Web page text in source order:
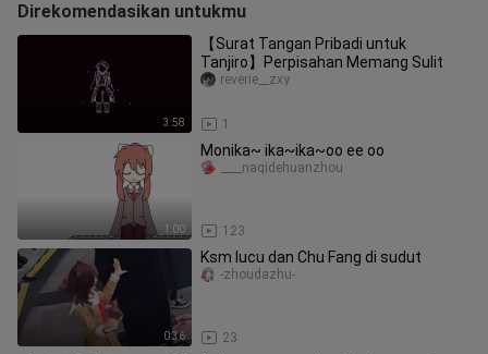
Direkomendasikan untukmu
3:58
【Surat Tangan Pribadi untuk
Tanjiro】Perpisahan Memang Sulit
1
reverie__zxy
1:00
Monika~ ika~ika~oo ee oo
123
____naqidehuanzhou
0:36
Ksm lucu dan Chu Fang di sudut
23
-zhoudazhu-